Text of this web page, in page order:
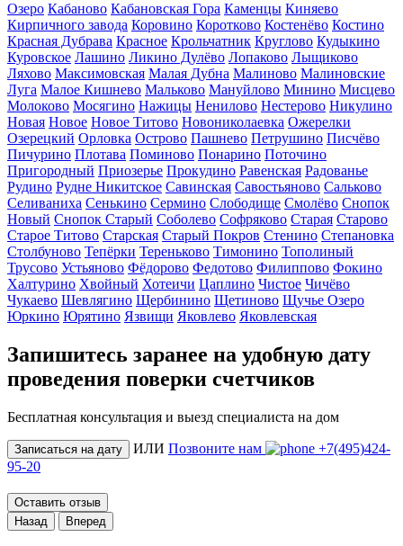
Озеро Кабаново Кабановская Гора Каменцы Киняево
Кирпичного завода Коровино Коротково Костенёво Костино
Красная Дубрава Красное Крольчатник Круглово Кудыкино
Куровское Лашино Ликино Дулёво Лопаково Лыщиково
Ляхово Максимовская Малая Дубна Малиново Малиновские
Луга Малое Кишнево Мальково Мануйлово Минино Мисцево
Молоково Мосягино Нажицы Ненилово Нестерово Никулино
Новая Новое Новое Титово Новониколаевка Ожерелки
Озерецкий Орловка Острово Пашнево Петрушино Писчёво
Пичурино Плотава Поминово Понарино Поточино
Пригородный Приозерье Прокудино Равенская Радованье
Рудино Рудне Никитское Савинская Савостьяново Сальково
Селиваниха Сенькино Сермино Слободище Смолёво Снопок
Новый Снопок Старый Соболево Софряково Старая Старово
Старое Титово Старская Старый Покров Стенино Степановка
Столбуново Тепёрки Тереньково Тимонино Тополиный
Трусово Устьяново Фёдорово Федотово Филиппово Фокино
Халтурино Хвойный Хотеичи Цаплино Чистое Чичёво
Чукаево Шевлягино Щербинино Щетиново Щучье Озеро
Юркино Юрятино Язвищи Яковлево Яковлевская
Запишитесь заранее на удобную дату
проведения поверки счетчиков
Бесплатная консультация и выезд специалиста на дом
Записаться на дату ИЛИ Позвоните нам
+7(495)424-
95-20
Оставить отзыв
Назад
Вперед